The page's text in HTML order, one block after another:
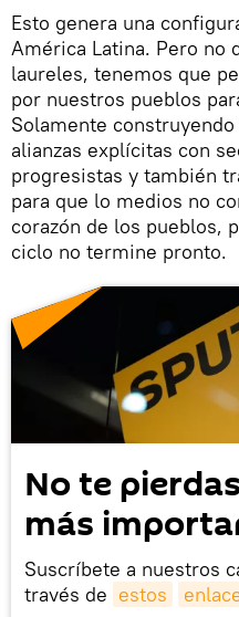
Esto genera una
América Latina. Pero no
laureles, tenemos que
por nuestros pueblos
Solamente
alianzas explícitas con
progresistas y también
para que lo medios no
corazón de los pueblos,
ciclo no termine pronto.
No te
más
Suscríbete a nuestros
través de estos